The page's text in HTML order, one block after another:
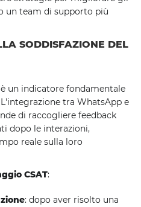
un team di supporto più
SODDISFAZIONE DEL
un indicatore fondamentale
tra WhatsApp e
di raccogliere feedback
dopo le interazioni,
reale sulla loro
CSAT:
: dopo aver risolto una